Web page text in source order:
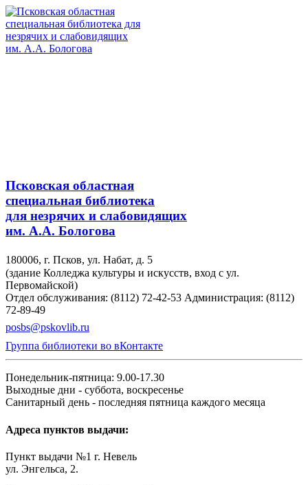
Псковская областная
специальная библиотека
для незрячих и слабовидящих
им. А.А. Бологова
180006, г. Псков, ул. Набат, д. 5
(здание Колледжа культуры и искусств, вход с ул.
Первомайской)
Отдел обслуживания: (8112) 72-42-53 Администрация: (8112)
72-89-49
posbs@pskovlib.ru
Группа библиотеки во вКонтакте
Понедельник-пятница: 9.00-17.30
Выходные дни - суббота, воскресенье
Санитарный день - последняя пятница каждого месяца
Адреса пунктов выдачи:
Пункт выдачи №1 г. Невель
ул. Энгельса, 2.